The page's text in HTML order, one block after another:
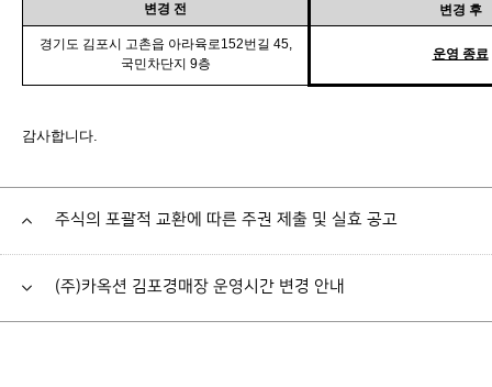
변경 전 변경 후
경기도 김포시 고촌읍 아라육로152번길 45,
국민차단지 9층
운영 종료
감사합니다.
주식의 포괄적 교환에 따른 주권 제출 및 실효 공고
(주)카옥션 김포경매장 운영시간 변경 안내